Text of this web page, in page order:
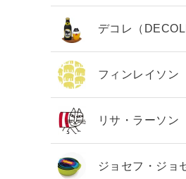
デコレ（
フィンレイソン
リサ・ラーソン
ジョセフ・ジョ